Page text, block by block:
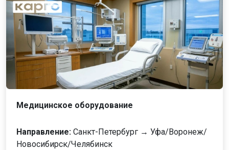
Медицинское оборудование
Направление: Санкт-Петербург → Уфа/Воронеж/
Новосибирск/Челябинск